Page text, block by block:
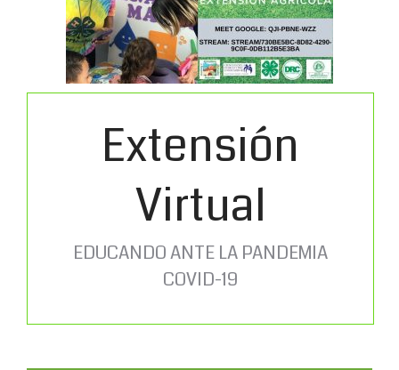
Extensión
Virtual
EDUCANDO ANTE LA PANDEMIA
COVID-19